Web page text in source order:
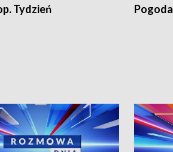
Tydzień Pogoda